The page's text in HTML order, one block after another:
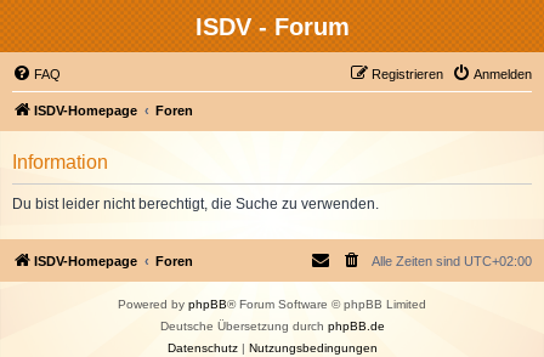
ISDV - Forum
FAQ Anmelden
Registrieren
ISDV-Homepage Foren
Information
Du bist leider nicht berechtigt, die Suche zu verwenden.
ISDV-Homepage Foren Alle Zeiten sind UTC+02:00
Powered by phpBB® Forum Software © phpBB Limited
Deutsche Übersetzung durch phpBB.de
Datenschutz| Nutzungsbedingungen